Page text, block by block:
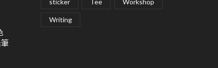
sticker Tee Workshop
Writing